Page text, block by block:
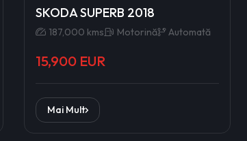
SKODA SUPERB 2018
187,000 kms Motorină Automată
15,900 EUR
Mai Mult